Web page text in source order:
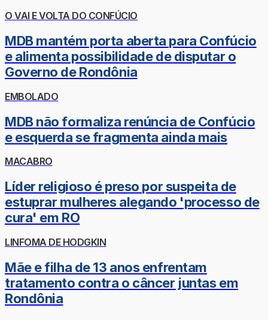
O VAI E VOLTA DO CONFÚCIO
MDB mantém porta aberta para Confúcio
e alimenta possibilidade de disputar o
Governo de Rondônia
EMBOLADO
MDB não formaliza renúncia de Confúcio
e esquerda se fragmenta ainda mais
MACABRO
Líder religioso é preso por suspeita de
estuprar mulheres alegando 'processo de
cura' em RO
LINFOMA DE HODGKIN
Mãe e filha de 13 anos enfrentam
tratamento contra o câncer juntas em
Rondônia